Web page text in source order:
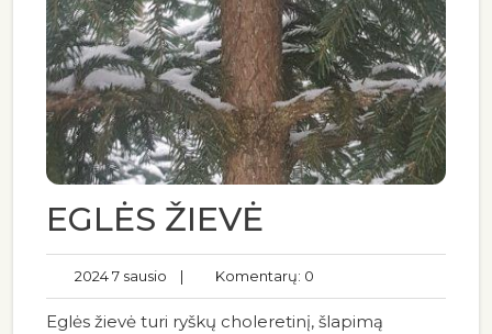
EGLĖS ŽIEVĖ
2024 7 sausio | Komentarų: 0
Eglės žievė turi ryškų choleretinį, šlapimą